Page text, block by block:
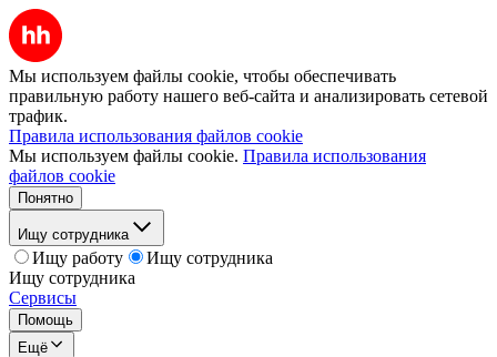
Мы используем файлы cookie, чтобы обеспечивать
правильную работу нашего веб-сайта и анализировать сетевой
трафик.
Правила использования файлов cookie
Мы используем файлы cookie. Правила использования
файлов cookie
Понятно
Ищу сотрудника
Ищу работу
Ищу сотрудника
Ищу сотрудника
Сервисы
Помощь
Ещё